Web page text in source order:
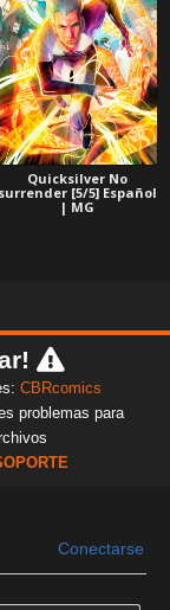
Quicksilver No
surrender [5/5] Español
| MG
CBRcomics
problemas para
Conectarse